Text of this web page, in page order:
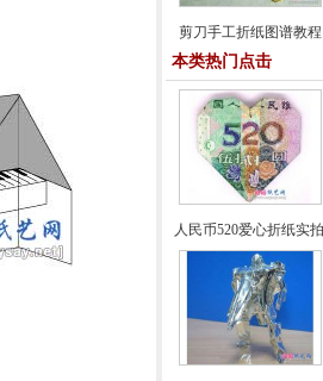
剪刀手工折纸图谱教程
本类热门点击
人民币520爱心折纸实